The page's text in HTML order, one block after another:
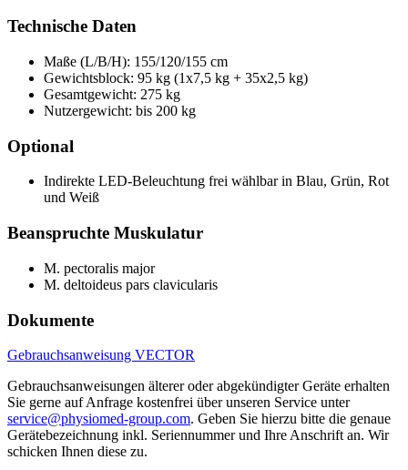
Technische Daten
Maße (L/B/H): 155/120/155 cm
Gewichtsblock: 95 kg (1x7,5 kg + 35x2,5 kg)
Gesamtgewicht: 275 kg
Nutzergewicht: bis 200 kg
Optional
Indirekte LED-Beleuchtung frei wählbar in Blau, Grün, Rot
und Weiß
Beanspruchte Muskulatur
M. pectoralis major
M. deltoideus pars clavicularis
Dokumente
Gebrauchsanweisung VECTOR
Gebrauchsanweisungen älterer oder abgekündigter Geräte erhalten
Sie gerne auf Anfrage kostenfrei über unseren Service unter
service@physiomed-group.com. Geben Sie hierzu bitte die genaue
Gerätebezeichnung inkl. Seriennummer und Ihre Anschrift an. Wir
schicken Ihnen diese zu.